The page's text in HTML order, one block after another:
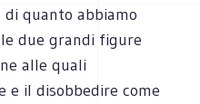
di quanto abbiamo
due grandi figure
alle quali
e il disobbedire come